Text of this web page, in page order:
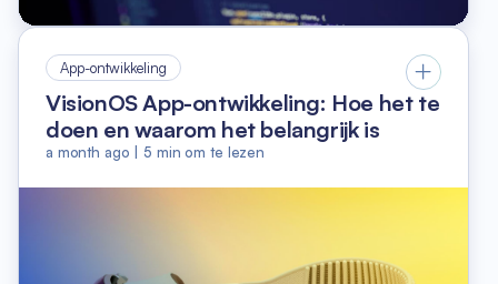
App-ontwikkeling
VisionOS App-ontwikkeling: Hoe het te
doen en waarom het belangrijk is
a month ago 5 min om te lezen